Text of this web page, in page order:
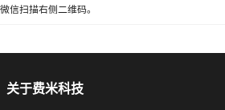
微信扫描右侧二维码。
关于费米科技